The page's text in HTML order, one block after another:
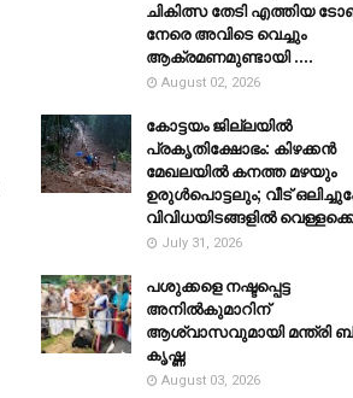
ചികിത്സ തേടി എത്തിയ
നേരെ അവിടെ വെച്ചും
ആക്രമണമുണ്ടായി ....
August 02, 2026
കോട്ടയം ജില്ലയില്‍
പ്രകൃതിക്ഷോഭം: കിഴക്കന്‍
മേഖലയില്‍ കനത്ത മഴയും
ഉരുള്‍പൊട്ടലും; വീട്
വിവിധയിടങ്ങളില്‍
July 31, 2026
പശുക്കളെ നഷ്ടപ്പെട്ട
അനിൽകുമാറിന്
ആശ്വാസവുമായി മന്ത്രി
കൃഷ്ണ
August 03, 2026